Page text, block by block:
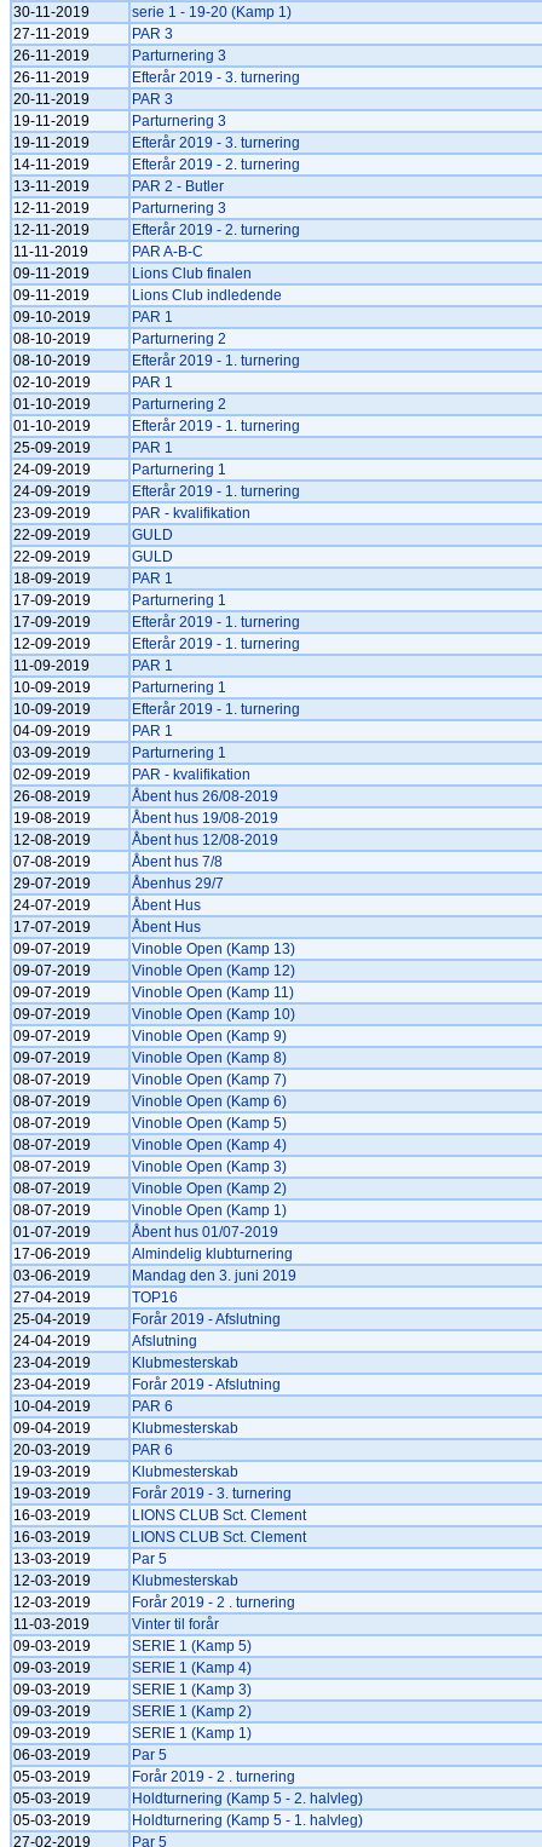
30-11-2019
serie 1 - 19-20 (Kamp 1)
27-11-2019
PAR 3
26-11-2019
Parturnering 3
26-11-2019
Efterår 2019 - 3. turnering
20-11-2019
PAR 3
19-11-2019
Parturnering 3
19-11-2019
Efterår 2019 - 3. turnering
14-11-2019
Efterår 2019 - 2. turnering
13-11-2019
PAR 2 - Butler
12-11-2019
Parturnering 3
12-11-2019
Efterår 2019 - 2. turnering
11-11-2019
PAR A-B-C
09-11-2019
Lions Club finalen
09-11-2019
Lions Club indledende
09-10-2019
PAR 1
08-10-2019
Parturnering 2
08-10-2019
Efterår 2019 - 1. turnering
02-10-2019
PAR 1
01-10-2019
Parturnering 2
01-10-2019
Efterår 2019 - 1. turnering
25-09-2019
PAR 1
24-09-2019
Parturnering 1
24-09-2019
Efterår 2019 - 1. turnering
23-09-2019
PAR - kvalifikation
22-09-2019
GULD
22-09-2019
GULD
18-09-2019
PAR 1
17-09-2019
Parturnering 1
17-09-2019
Efterår 2019 - 1. turnering
12-09-2019
Efterår 2019 - 1. turnering
11-09-2019
PAR 1
10-09-2019
Parturnering 1
10-09-2019
Efterår 2019 - 1. turnering
04-09-2019
PAR 1
03-09-2019
Parturnering 1
02-09-2019
PAR - kvalifikation
26-08-2019
Åbent hus 26/08-2019
19-08-2019
Åbent hus 19/08-2019
12-08-2019
Åbent hus 12/08-2019
07-08-2019
Åbent hus 7/8
29-07-2019
Åbenhus 29/7
24-07-2019
Åbent Hus
17-07-2019
Åbent Hus
09-07-2019
Vinoble Open (Kamp 13)
09-07-2019
Vinoble Open (Kamp 12)
09-07-2019
Vinoble Open (Kamp 11)
09-07-2019
Vinoble Open (Kamp 10)
09-07-2019
Vinoble Open (Kamp 9)
09-07-2019
Vinoble Open (Kamp 8)
08-07-2019
Vinoble Open (Kamp 7)
08-07-2019
Vinoble Open (Kamp 6)
08-07-2019
Vinoble Open (Kamp 5)
08-07-2019
Vinoble Open (Kamp 4)
08-07-2019
Vinoble Open (Kamp 3)
08-07-2019
Vinoble Open (Kamp 2)
08-07-2019
Vinoble Open (Kamp 1)
01-07-2019
Åbent hus 01/07-2019
17-06-2019
Almindelig klubturnering
03-06-2019
Mandag den 3. juni 2019
27-04-2019
TOP16
25-04-2019
Forår 2019 - Afslutning
24-04-2019
Afslutning
23-04-2019
Klubmesterskab
23-04-2019
Forår 2019 - Afslutning
10-04-2019
PAR 6
09-04-2019
Klubmesterskab
20-03-2019
PAR 6
19-03-2019
Klubmesterskab
19-03-2019
Forår 2019 - 3. turnering
16-03-2019
LIONS CLUB Sct. Clement
16-03-2019
LIONS CLUB Sct. Clement
13-03-2019
Par 5
12-03-2019
Klubmesterskab
12-03-2019
Forår 2019 - 2 . turnering
11-03-2019
Vinter til forår
09-03-2019
SERIE 1 (Kamp 5)
09-03-2019
SERIE 1 (Kamp 4)
09-03-2019
SERIE 1 (Kamp 3)
09-03-2019
SERIE 1 (Kamp 2)
09-03-2019
SERIE 1 (Kamp 1)
06-03-2019
Par 5
05-03-2019
Forår 2019 - 2 . turnering
05-03-2019
Holdturnering (Kamp 5 - 2. halvleg)
05-03-2019
Holdturnering (Kamp 5 - 1. halvleg)
27-02-2019
Par 5